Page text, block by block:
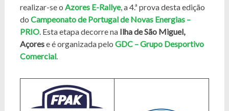
realizar-se o Azores E-Rallye, a 4.ª prova desta edição
do Campeonato de Portugal de Novas Energias –
PRIO. Esta etapa decorre na Ilha de São Miguel,
Açorese é organizada pelo GDC – Grupo Desportivo
Comercial.